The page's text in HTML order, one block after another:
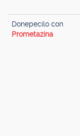
Donepecilo con
Prometazina